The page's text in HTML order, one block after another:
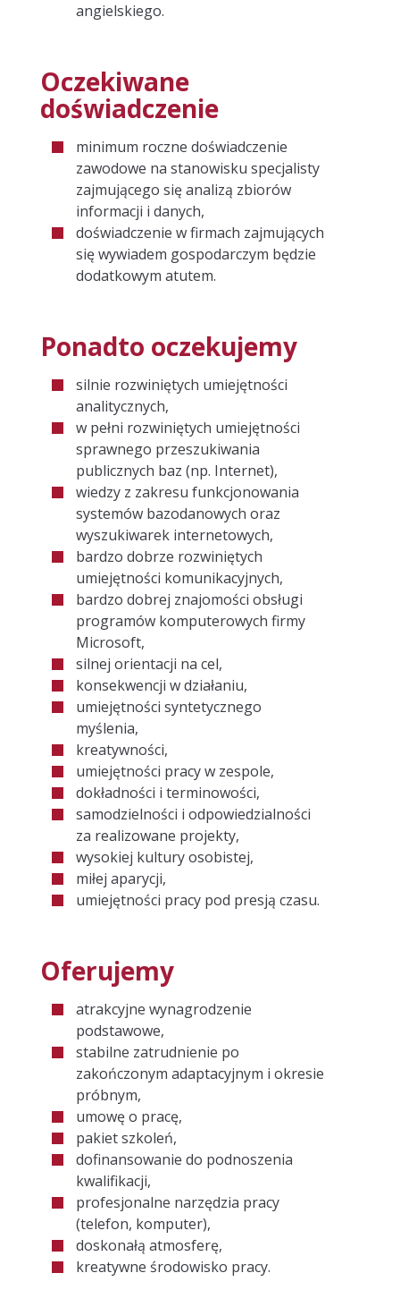
PROJEKTOWANIE
LOGOTYPY
KSIĘGI ZNAKÓW
PROMOCJA
KAMPANIE GOOGLE ADS
USUWANIE FIRMY Z GOWORK.PL
USUWANIE FIRMY Z PKT.PL
USUWANIE FIRMY Z ALEO.COM
USUWANIE FIRMY Z PANORAMAFIRM.PL
USUWANIE FIRMY Z CYLEX-POLSKA.PL
USUWANIE FIRMY Z BIZNESFINDER.PL
angielskiego.
Oczekiwane
doświadczenie
minimum roczne doświadczenie
zawodowe na stanowisku specjalisty
zajmującego się analizą zbiorów
informacji i danych,
doświadczenie w firmach zajmujących
się wywiadem gospodarczym będzie
dodatkowym atutem.
Ponadto oczekujemy
silnie rozwiniętych umiejętności
analitycznych,
w pełni rozwiniętych umiejętności
sprawnego przeszukiwania
publicznych baz (np. Internet),
wiedzy z zakresu funkcjonowania
systemów bazodanowych oraz
wyszukiwarek internetowych,
bardzo dobrze rozwiniętych
umiejętności komunikacyjnych,
bardzo dobrej znajomości obsługi
programów komputerowych firmy
Microsoft,
silnej orientacji na cel,
konsekwencji w działaniu,
umiejętności syntetycznego
myślenia,
kreatywności,
umiejętności pracy w zespole,
dokładności i terminowości,
samodzielności i odpowiedzialności
za realizowane projekty,
wysokiej kultury osobistej,
miłej aparycji,
umiejętności pracy pod presją czasu.
Oferujemy
atrakcyjne wynagrodzenie
podstawowe,
stabilne zatrudnienie po
zakończonym adaptacyjnym i okresie
próbnym,
umowę o pracę,
pakiet szkoleń,
dofinansowanie do podnoszenia
kwalifikacji,
profesjonalne narzędzia pracy
(telefon, komputer),
doskonałą atmosferę,
kreatywne środowisko pracy.